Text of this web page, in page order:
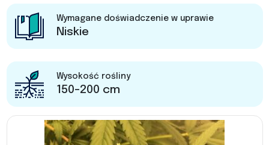
Wymagane doświadczenie w uprawie
Niskie
Wysokość rośliny
150-200 cm